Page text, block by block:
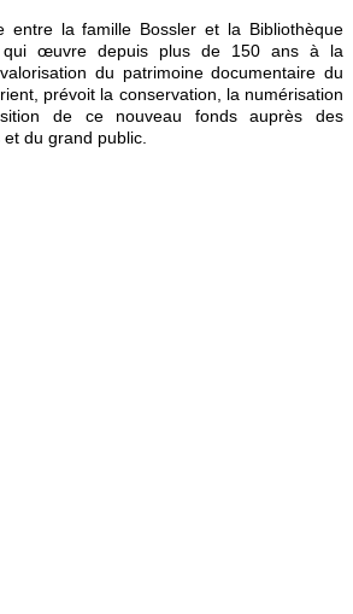
entre la famille Bossler et la Bibliothèque
qui œuvre depuis plus de 150 ans à la
du patrimoine documentaire du
prévoit la conservation, la numérisation
de ce nouveau fonds auprès des
du grand public.